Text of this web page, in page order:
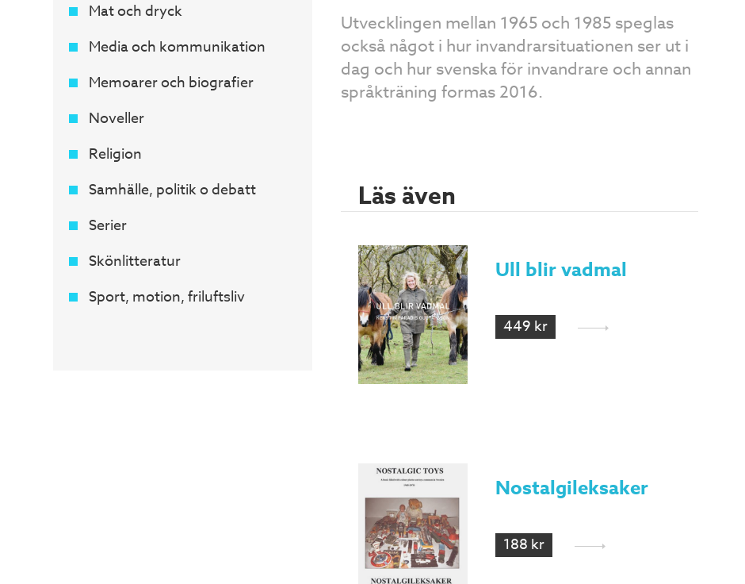
Mat och dryck
Media och kommunikation
Memoarer och biografier
Noveller
Religion
Samhälle, politik o debatt
Serier
Skönlitteratur
Sport, motion, friluftsliv
Utvecklingen mellan 1965 och 1985 speglas
också något i hur invandrarsituationen ser ut i
dag och hur svenska för invandrare och annan
språkträning formas 2016.
Läs även
Ull blir vadmal
449 kr
Nostalgileksaker
188 kr